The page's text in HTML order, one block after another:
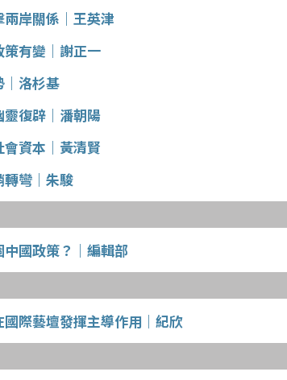
兩岸關係｜王英津
有變｜謝正一
｜洛杉基
復辟｜潘朝陽
資本｜黃清賢
轉彎｜朱駿
國政策？｜編輯部
際藝壇發揮主導作用｜紀欣